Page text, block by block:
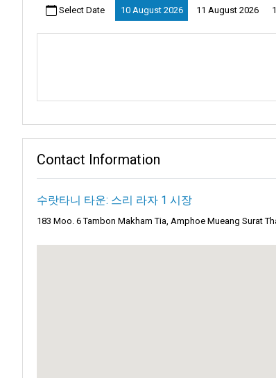
수랏타니의 거리는 매일 독특한 에너지로 활기를 띱니다.
사원과 과거의 이야기를 담고 있는 활기찬 시장에 관심을
그들의 배경은 다양할지라도, 호기심이라는 공통된 끈
도시의 전략적 위치는 모험의 교차점으로 작용합니다.
탐험을 기다리고 있습니다.
푸르른 열대우림을 걸으며, 매 순간 새로운 식물과 동물을
하지만 이것이 수랏타니의 전부는 아닙니다. 만약 태국
Select Date 10 August 2026 11 August 2026
Contact Information
수랏타니 타운: 스리 라자 1 시장
183 Moo. 6 Tambon Makham Tia, Amphoe Mueang Surat